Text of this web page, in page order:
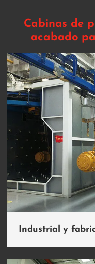
Cabinas de
acabado
Industrial y